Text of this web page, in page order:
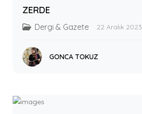
ZERDE
Dergi & Gazete 22 Aralık 2023
GONCA TOKUZ